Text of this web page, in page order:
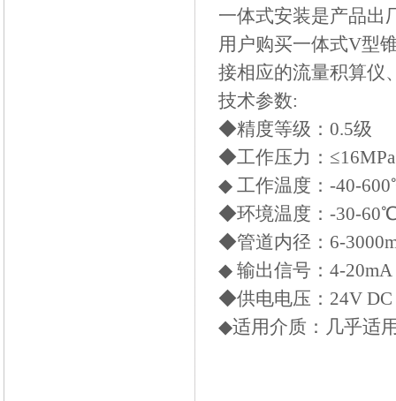
一体式安装是产品出
用户购买一体式V型
接相应的流量积算仪
技术参数:
◆精度等级：0.5级
◆工作压力：≤16MPa
◆ 工作温度：-40-600
◆环境温度：-30-60
◆管道内径：6-
◆ 输出信号：4-20mA
◆供电电压：24V DC
◆适用介质：几乎适